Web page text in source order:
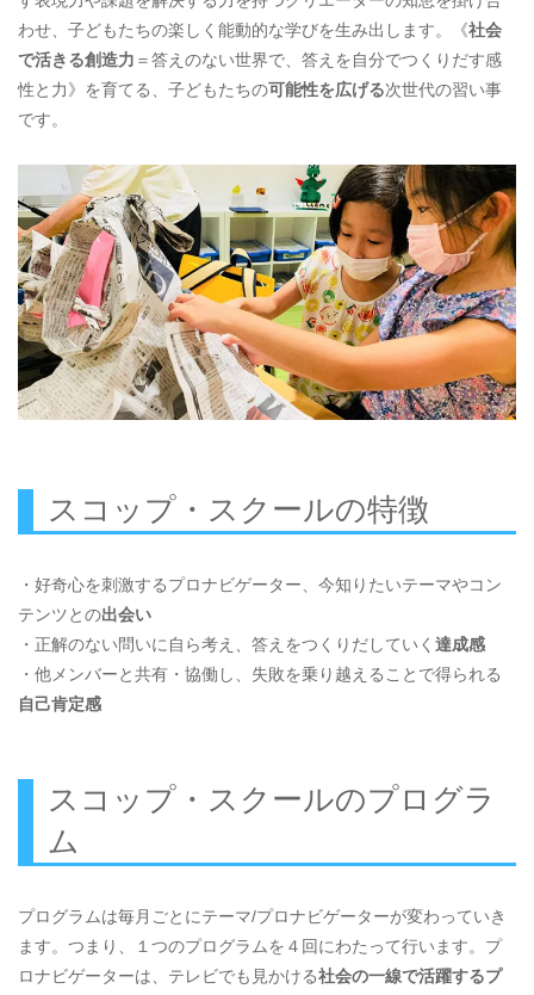
わせ、子どもたちの楽しく能動的な学びを生み出します。《社会
で活きる創造力 ＝答えのない世界で、答えを自分でつくりだす感
性と力》を育てる、子どもたちの可能性を広げる次世代の習い事
です。
スコップ・スクールの特徴
・好奇心を刺激するプロナビゲーター、今知りたいテーマやコン
テンツとの出会い
・正解のない問いに自ら考え、答えをつくりだしていく 達成感
・他メンバーと共有・協働し、失敗を乗り越えることで得られる
自己肯定感
スコップ・スクールのプログラ
ム
プログラムは毎月ごとにテーマ/プロナビゲーターが変わっていき
ます。つまり、１つのプログラムを４回にわたって行います。プ
ロナビゲーターは、テレビでも見かける社会の一線で活躍するプ